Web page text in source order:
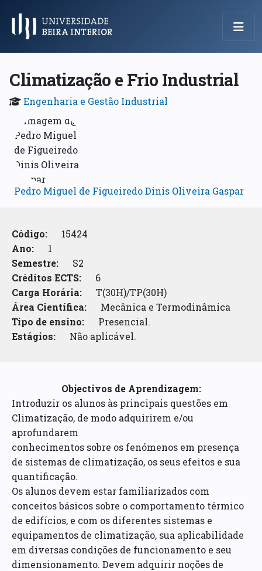
Menu Principal
Climatização e Frio Industrial
Engenharia e Gestão Industrial
Pedro Miguel de Figueiredo Dinis Oliveira Gaspar
Código:
15424
Ano:
1
Semestre:
S2
Créditos ECTS:
6
Carga Horária:
T(30H)/TP(30H)
Área Científica:
Mecânica e Termodinâmica
Tipo de ensino:
Presencial.
Estágios:
Não aplicável.
Objectivos de Aprendizagem:
Introduzir os alunos às principais questões em
Climatização, de modo adquirirem e/ou
aprofundarem
conhecimentos sobre os fenómenos em presença
de sistemas de climatização, os seus efeitos e sua
quantificação.
Os alunos devem estar familiarizados com
conceitos básicos sobre o comportamento térmico
de edifícios, e com os diferentes sistemas e
equipamentos de climatização, sua aplicabilidade
em diversas condições de funcionamento e seu
dimensionamento. Devem adquirir noções de